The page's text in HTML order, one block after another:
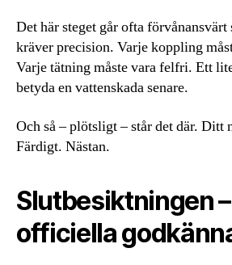
Det här steget går ofta
kräver precision. Varje koppling
Varje tätning måste vara felfri. Ett
betyda en vattenskada senare.
Och så – plötsligt – står det där. Ditt
Färdigt. Nästan.
Slutbesiktningen
officiella